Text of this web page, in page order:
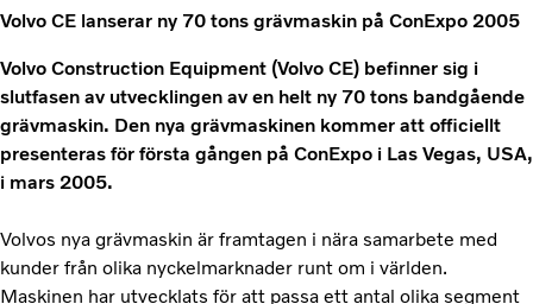
Volvo CE lanserar ny 70 tons grävmaskin på ConExpo 2005
Volvo Construction Equipment (Volvo CE) befinner sig i
slutfasen av utvecklingen av en helt ny 70 tons bandgående
grävmaskin. Den nya grävmaskinen kommer att officiellt
presenteras för första gången på ConExpo i Las Vegas, USA,
i mars 2005.
Volvos nya grävmaskin är framtagen i nära samarbete med
kunder från olika nyckelmarknader runt om i världen.
Maskinen har utvecklats för att passa ett antal olika segment